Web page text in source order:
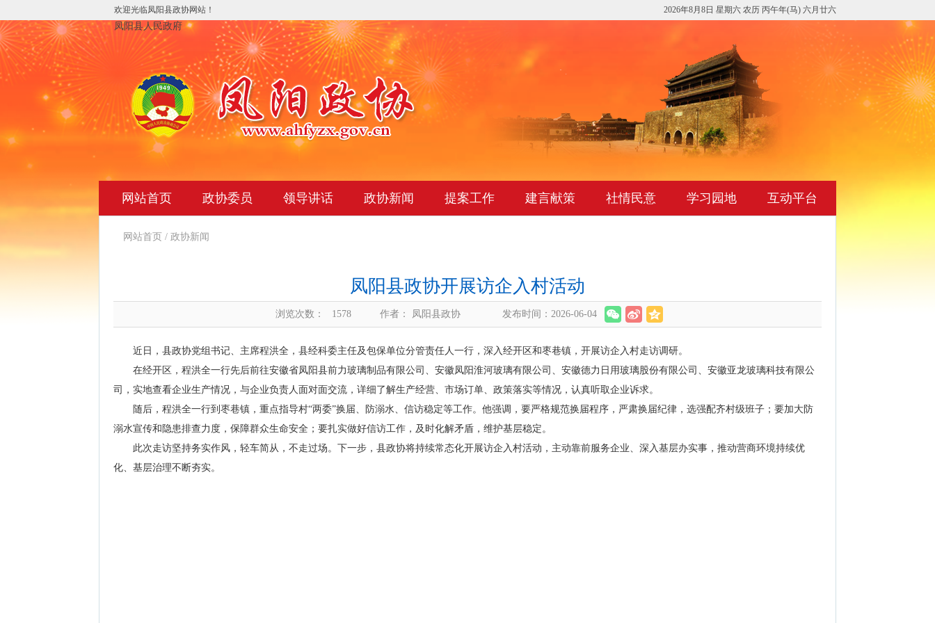
欢迎光临凤阳县政协网站！ 2026年8月8日 星期六 农历 丙午年(马) 六月廿六
凤阳县人民政府
网站首页 政协委员 领导讲话 政协新闻 提案工作 建言献策 社情民意 学习园地 互动平台
网站首页 / 政协新闻
凤阳县政协开展访企入村活动
浏览次数： 1578 作者： 凤阳县政协 发布时间：2026-06-04
近日，县政协党组书记、主席程洪全，县经科委主任及包保单位分管责任人一行，深入经开区和枣巷镇，开展访企入村走访调研。
在经开区，程洪全一行先后前往安徽省凤阳县前力玻璃制品有限公司、安徽凤阳淮河玻璃有限公司、安徽德力日用玻璃股份有限公司、安徽亚龙玻璃科技有限公
司，实地查看企业生产情况，与企业负责人面对面交流，详细了解生产经营、市场订单、政策落实等情况，认真听取企业诉求。
随后，程洪全一行到枣巷镇，重点指导村“两委”换届、防溺水、信访稳定等工作。他强调，要严格规范换届程序，严肃换届纪律，选强配齐村级班子；要加大防
溺水宣传和隐患排查力度，保障群众生命安全；要扎实做好信访工作，及时化解矛盾，维护基层稳定。
此次走访坚持务实作风，轻车简从，不走过场。下一步，县政协将持续常态化开展访企入村活动，主动靠前服务企业、深入基层办实事，推动营商环境持续优
化、基层治理不断夯实。